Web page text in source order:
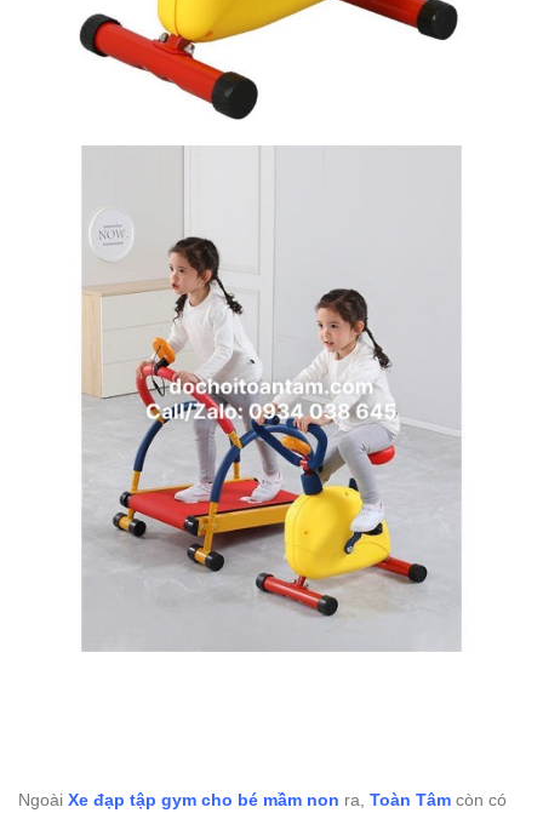
Ngoài Xe đạp tập gym cho bé mầm non ra, Toàn Tâm còn có